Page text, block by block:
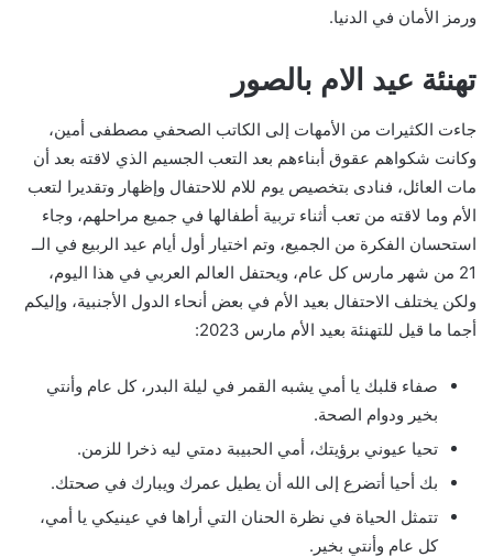
ورمز الأمان في الدنيا.
تهنئة عيد الام بالصور
جاءت الكثيرات من الأمهات إلى الكاتب الصحفي مصطفى أمين،
وكانت شكواهم عقوق أبناءهم بعد التعب الجسيم الذي لاقته بعد أن
مات العائل، فنادى بتخصيص يوم للام للاحتفال وإظهار وتقديرا لتعب
الأم وما لاقته من تعب أثناء تربية أطفالها في جميع مراحلهم، وجاء
استحسان الفكرة من الجميع، وتم اختيار أول أيام عيد الربيع في الــ
21 من شهر مارس كل عام، ويحتفل العالم العربي في هذا اليوم،
ولكن يختلف الاحتفال بعيد الأم في بعض أنحاء الدول الأجنبية، وإليكم
أجما ما قيل للتهنئة بعيد الأم مارس 2023:
صفاء قلبك يا أمي يشبه القمر في ليلة البدر، كل عام وأنتي
بخير ودوام الصحة.
تحيا عيوني برؤيتك، أمي الحبيبة دمتي ليه ذخرا للزمن.
بك أحيا أتضرع إلى الله أن يطيل عمرك ويبارك في صحتك.
تتمثل الحياة في نظرة الحنان التي أراها في عينيكي يا أمي،
كل عام وأنتي بخير.